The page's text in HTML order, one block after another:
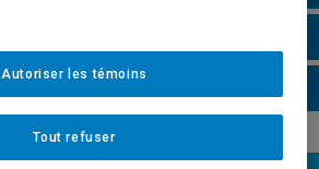
Tout refuser
Autoriser les témoins